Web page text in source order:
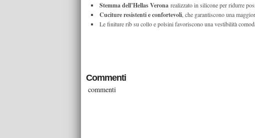
Stemma dell’Hellas Verona realizzato in silicone per ridurre
Cuciture resistenti e confortevoli , che garantiscono una
Le finiture rib su collo e polsini favoriscono una vestibilità
Commenti
commenti